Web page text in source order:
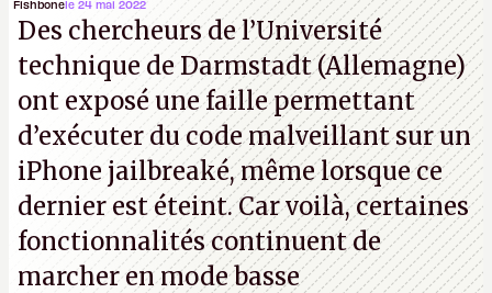
Fishbonele 24 mai 2022
Des chercheurs de l’Université
technique de Darmstadt (Allemagne)
ont exposé une faille permettant
d’exécuter du code malveillant sur un
iPhone jailbreaké, même lorsque ce
dernier est éteint. Car voilà, certaines
fonctionnalités continuent de
marcher en mode basse